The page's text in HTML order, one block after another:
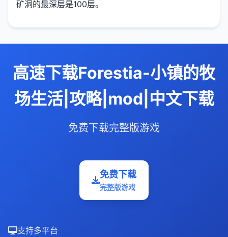
矿洞的最深层是100层。
高速下载Forestia-小镇的牧
场生活|攻略|mod|中文下载
免费下载完整版游戏
免费下载
完整版游戏
支持多平台